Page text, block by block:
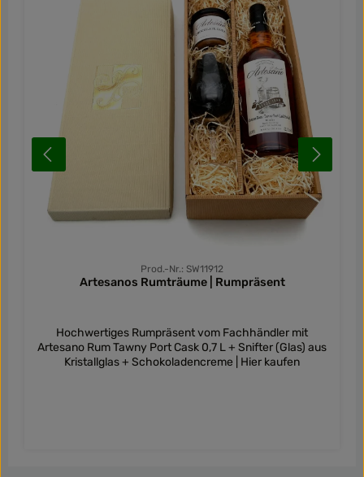
Prod.-Nr.: SW11912
Artesanos Rumträume | Rumpräsent
Hochwertiges Rumpräsent vom Fachhändler mit
Artesano Rum Tawny Port Cask 0,7 L + Snifter (Glas) aus
Kristallglas + Schokoladencreme | Hier kaufen